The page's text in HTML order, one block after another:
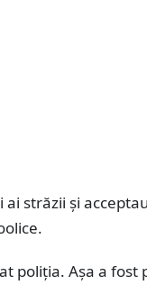
străzii și
poliția. Așa a fost